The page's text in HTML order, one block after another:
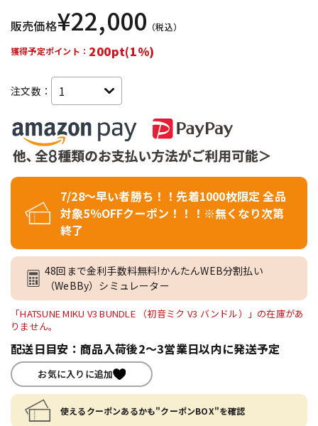
販売価格¥22,000 （税込）
獲得予定ポイント： 200pt(1%)
注文数：
7/28～早い者勝ち！！先着1000枚限定 全品
対象5％OFFクーポン！！！※無くなり次第
終了
48回まで金利手数料無料!かんたんWEB分割払い
（WeBBy）シミュレーター
「HATSUNE MIKU V3 BUNDLE （初音ミク V3 バンドル）」の在庫があ
りません。
配送日目安：商品入荷後2～3営業日以内に発送予定
お気に入りに追加
使えるクーポンあるかも"クーポンBOX"を確認